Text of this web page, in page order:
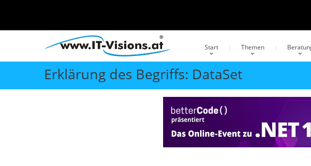
Start Themen
Erklärung des Begriffs: DataSet